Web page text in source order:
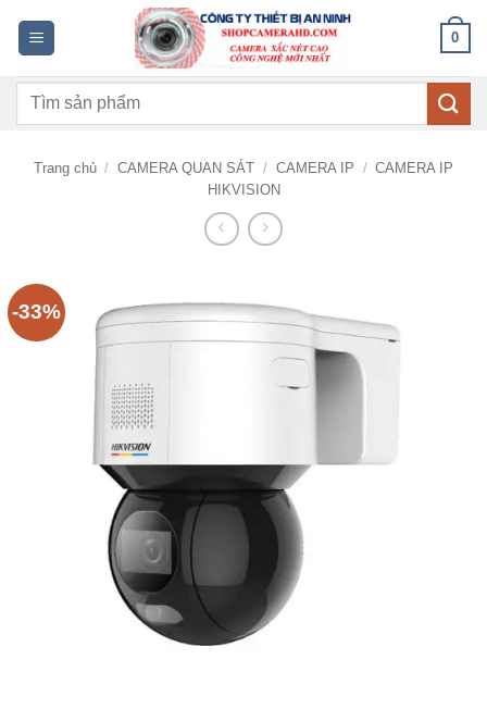
dung
0
Tìm
Trang chủ / CAMERA QUAN SÁT / CAMERA IP / CAMERA IP
HIKVISION
-33%